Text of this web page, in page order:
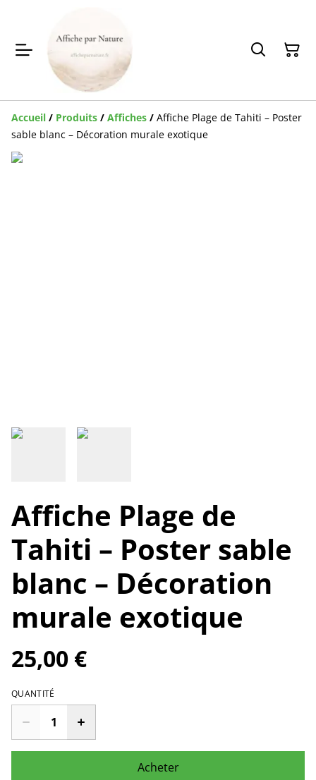
Accueil / Produits / Affiches / Affiche Plage de Tahiti – Poster
sable blanc – Décoration murale exotique
Affiche Plage de
Tahiti – Poster sable
blanc – Décoration
murale exotique
25,00 €
QUANTITÉ
Acheter